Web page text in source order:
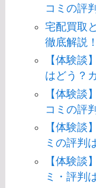
コミの評
宅配買取
徹底解説
【体験談
はどう？
【体験談
コミの評
【体験談
ミの評判
【体験談
ミ・評判